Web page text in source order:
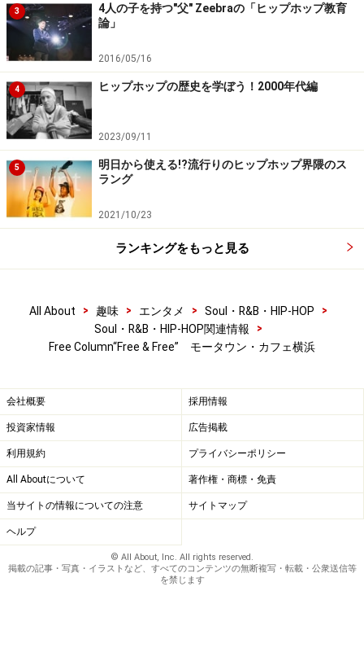
3
4人の子を持つ"父" Zeebraの「ヒップホップ教育
論」
2016/05/16
4 ヒップホップの歴史を学ぼう！2000年代編
2023/09/11
5
明日から使える!?流行りのヒップホップ界隈のス
ラング
2021/10/23
ランキングをもっと見る
All About > 趣味 > エンタメ > Soul・R&B・HIP-HOP
>
Soul・R&B・HIP-HOP関連情報
>
Free Column“Free & Free” モータウン・カフェ横浜
会社概要 採用情報
投資家情報 広告掲載
利用規約 プライバシーポリシー
All Aboutについて 著作権・商標・免責
当サイトの情報についての注意 サイトマップ
ヘルプ
© All About, Inc. All rights reserved.
掲載の記事・写真・イラストなど、すべてのコンテンツの無断複写・転載・公衆送信等
を禁じます